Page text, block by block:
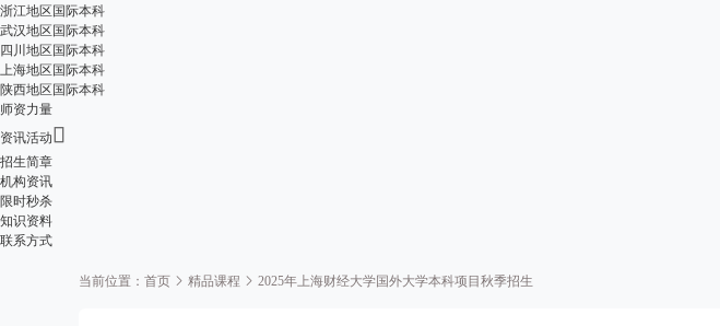
浙江地区国际本科
武汉地区国际本科
四川地区国际本科
上海地区国际本科
陕西地区国际本科
师资力量
资讯活动
招生简章
机构资讯
限时秒杀
知识资料
联系方式
当前位置： 首页 精品课程 2025年上海财经大学国外大学本科项目秋季招生